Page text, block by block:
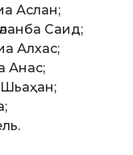
Аслан;
Саид;
Алхас;
Анас;
Шьаҳан;